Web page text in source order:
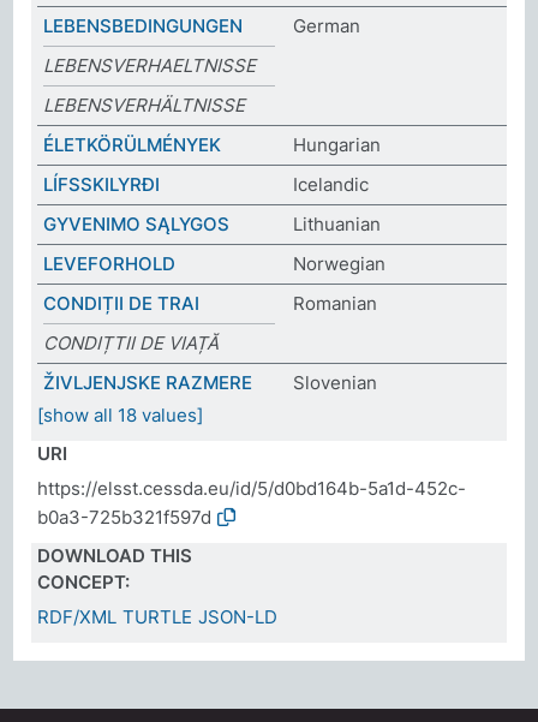
LEBENSBEDINGUNGEN
German
LEBENSVERHAELTNISSE
LEBENSVERHÄLTNISSE
ÉLETKÖRÜLMÉNYEK
Hungarian
LÍFSSKILYRÐI
Icelandic
GYVENIMO SĄLYGOS
Lithuanian
LEVEFORHOLD
Norwegian
CONDIȚII DE TRAI
Romanian
CONDIȚTII DE VIAȚĂ
ŽIVLJENJSKE RAZMERE
Slovenian
[show all 18 values]
URI
https://elsst.cessda.eu/id/5/d0bd164b-5a1d-452c-
b0a3-725b321f597d
DOWNLOAD THIS
CONCEPT:
RDF/XML TURTLE JSON-LD